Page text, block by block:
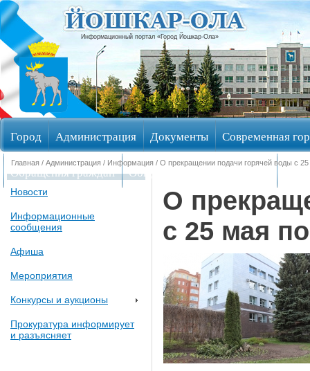
Информационный портал «Город Йошкар-Ола»
Город Администрация Документы Современная
Обращения граждан Общественные обсуждения
Главная / Администрация / Информация / О прекращении подачи горячей воды с
Новости
Информационные
сообщения
Афиша
Мероприятия
Конкурсы и аукционы
Прокуратура информирует
и разъясняет
О
с 25 мая